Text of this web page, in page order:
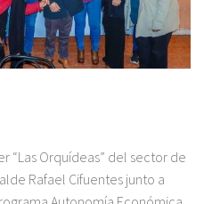
“Las Orquídeas” del sector de
Rafael Cifuentes junto a